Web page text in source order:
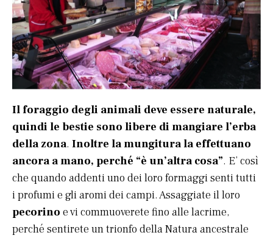
Il foraggio degli animali deve essere naturale,
quindi le bestie sono libere di mangiare l’erba
della zona. Inoltre la mungitura la effettuano
ancora a mano, perché “è un’altra cosa”. E’ così
che quando addenti uno dei loro formaggi senti tutti
i profumi e gli aromi dei campi. Assaggiate il loro
pecorino e vi commuoverete fino alle lacrime,
perché sentirete un trionfo della Natura ancestrale